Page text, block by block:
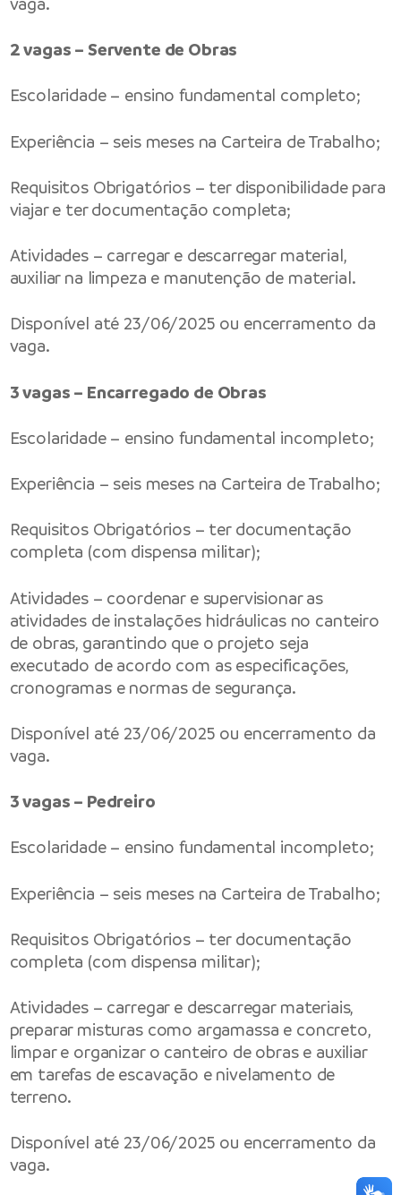
2 vagas – Servente de Obras
Escolaridade – ensino fundamental completo;
Experiência – seis meses na Carteira de Trabalho;
Requisitos Obrigatórios – ter disponibilidade para
viajar e ter documentação completa;
Atividades – carregar e descarregar material,
auxiliar na limpeza e manutenção de material.
Disponível até 23/06/2025 ou encerramento da
vaga.
3 vagas – Encarregado de Obras
Escolaridade – ensino fundamental incompleto;
Experiência – seis meses na Carteira de Trabalho;
Requisitos Obrigatórios – ter documentação
completa (com dispensa militar);
Atividades – coordenar e supervisionar as
atividades de instalações hidráulicas no canteiro
de obras, garantindo que o projeto seja
executado de acordo com as especificações,
cronogramas e normas de segurança.
Disponível até 23/06/2025 ou encerramento da
vaga.
3 vagas – Pedreiro
Escolaridade – ensino fundamental incompleto;
Experiência – seis meses na Carteira de Trabalho;
Requisitos Obrigatórios – ter documentação
completa (com dispensa militar);
Atividades – carregar e descarregar materiais,
preparar misturas como argamassa e concreto,
limpar e organizar o canteiro de obras e auxiliar
em tarefas de escavação e nivelamento de
terreno.
Disponível até 23/06/2025 ou encerramento da
vaga.